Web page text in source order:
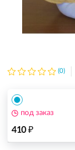
(0)
410 ₽
под заказ